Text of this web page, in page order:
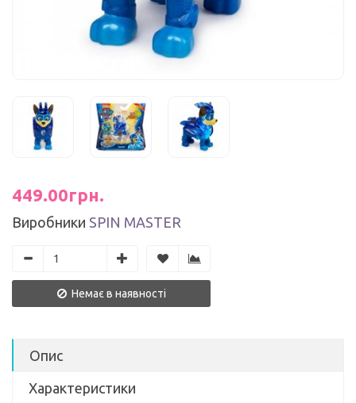
449.00грн.
Виробники SPIN MASTER
Немає в наявності
Опис
Характеристики